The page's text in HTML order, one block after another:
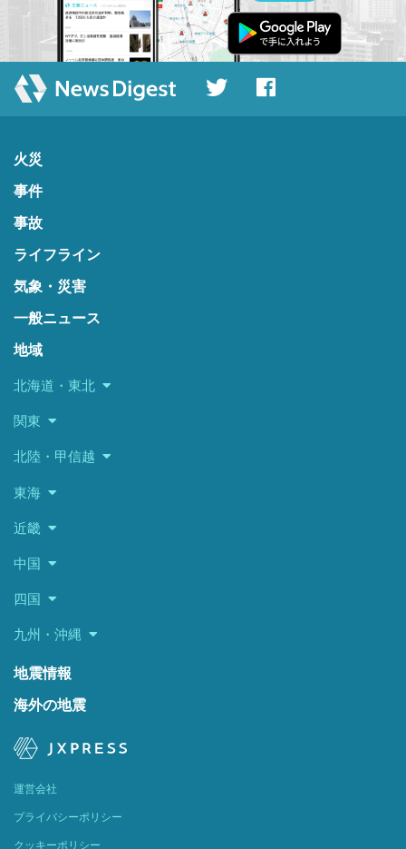
火災
事件
事故
ライフライン
気象・災害
一般ニュース
地域
北海道・東北
関東
北陸・甲信越
東海
近畿
中国
四国
九州・沖縄
地震情報
海外の地震
運営会社
プライバシーポリシー
クッキーポリシー